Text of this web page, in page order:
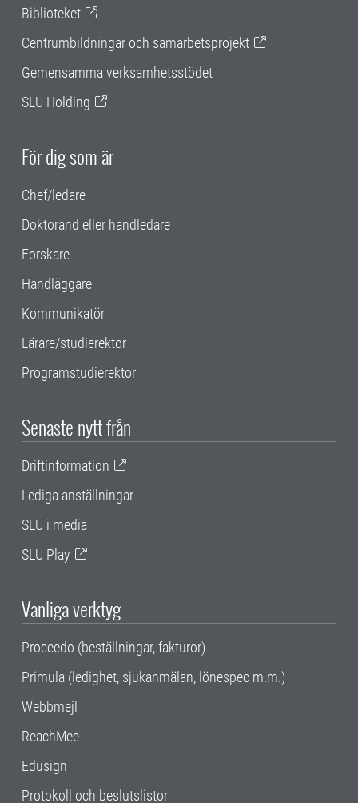
Biblioteket
Centrumbildningar och samarbetsprojekt
Gemensamma verksamhetsstödet
SLU Holding
För dig som är
Chef/ledare
Doktorand eller handledare
Forskare
Handläggare
Kommunikatör
Lärare/studierektor
Programstudierektor
Senaste nytt från
Driftinformation
Lediga anställningar
SLU i media
SLU Play
Vanliga verktyg
Proceedo (beställningar, fakturor)
Primula (ledighet, sjukanmälan, lönespec m.m.)
Webbmejl
ReachMee
Edusign
Protokoll och beslutslistor